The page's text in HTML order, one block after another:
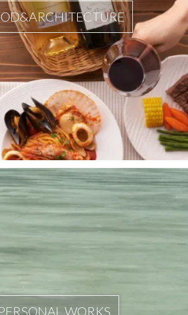
PERSONAL WORKS